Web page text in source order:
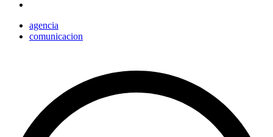
agencia
comunicacion